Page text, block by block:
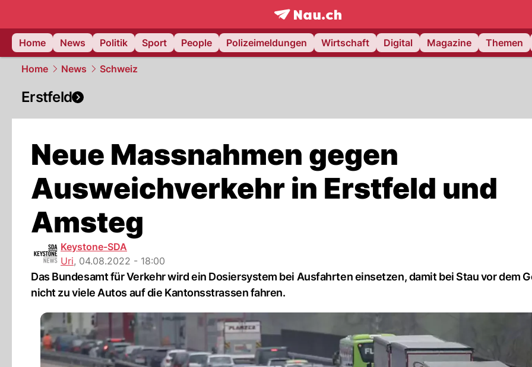
frontpage.NAU.ch
Home
News Politik Sport People Polizeimeldungen Wirtschaft Digital Magazine Themen
Home News Schweiz
Erstfeld
Neue Massnahmen gegen
Ausweichverkehr in Erstfeld und
Amsteg
Keystone-SDA
Uri, 04.08.2022 - 18:00
Das Bundesamt für Verkehr wird ein Dosiersystem bei Ausfahrten einsetzen, damit bei Stau vor dem
nicht zu viele Autos auf die Kantonsstrassen fahren.